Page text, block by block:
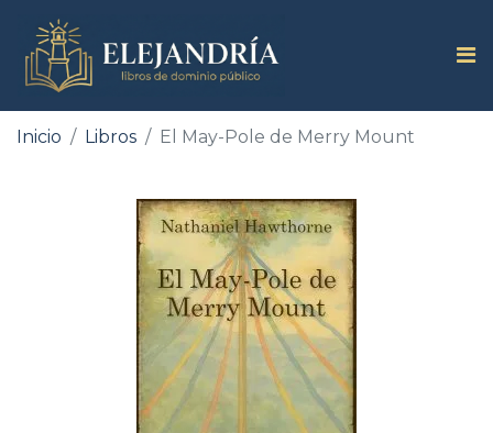
Inicio Libros El May-Pole de Merry Mount